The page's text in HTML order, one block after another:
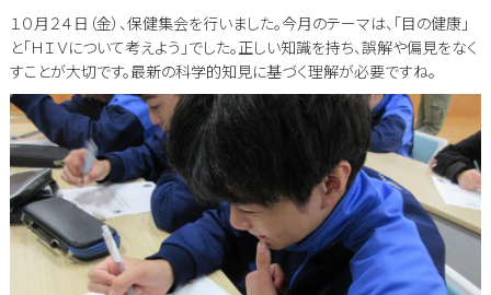
１０月２４日（金）、保健集会を行いました。今月のテーマは、「目の健康」
と「ＨＩＶについて考えよう」でした。正しい知識を持ち、誤解や偏見をなく
すことが大切です。最新の科学的知見に基づく理解が必要ですね。